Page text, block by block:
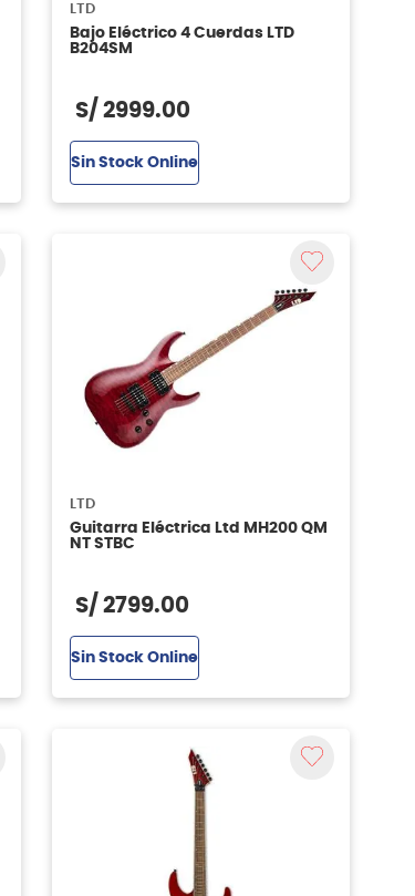
LTD
Bajo Eléctrico 4 Cuerdas LTD
B204SM
S/ 2999.00
Sin Stock Online
LTD
Guitarra Eléctrica Ltd MH200 QM
NT STBC
S/ 2799.00
Sin Stock Online